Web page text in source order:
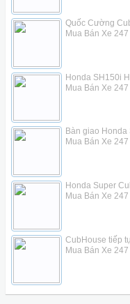
Quốc Cường
Mua Bán Xe 247
Honda SH150i
Mua Bán Xe 247
Bàn giao Honda
Mua Bán Xe 247
Honda Super
Mua Bán Xe 247
CubHouse tiếp
Mua Bán Xe 247